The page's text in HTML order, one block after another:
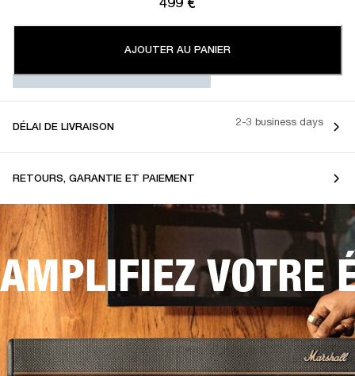
AJOUTER AU PANIER
DÉLAI DE LIVRAISON 2-3 business days
RETOURS, GARANTIE ET PAIEMENT
AMPLIFIEZ VOTRE